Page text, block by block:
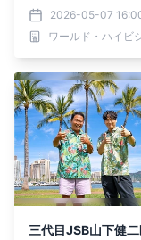
ん～昭和の大先輩と
な２人～』第65回ゲ
ト：青木功 5月11日
エルビで放送
2026-05-07
三代目JSB山下健